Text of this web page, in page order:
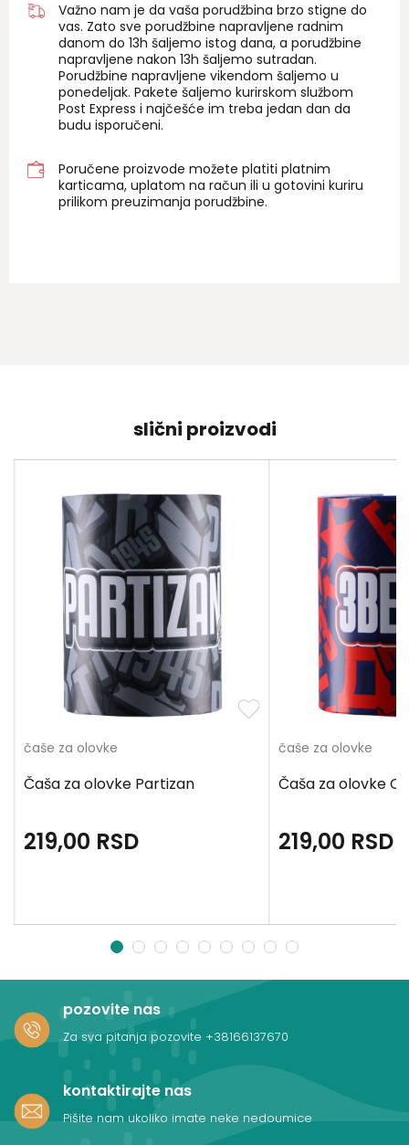
Važno nam je da vaša porudžbina brzo stigne do
vas. Zato sve porudžbine napravljene radnim
danom do 13h šaljemo istog dana, a porudžbine
napravljene nakon 13h šaljemo sutradan.
Porudžbine napravljene vikendom šaljemo u
ponedeljak. Pakete šaljemo kurirskom službom
Post Express i najčešće im treba jedan dan da
budu isporučeni.
Poručene proizvode možete platiti platnim
karticama, uplatom na račun ili u gotovini kuriru
prilikom preuzimanja porudžbine.
slični proizvodi
čaše za olovke
Čaša za olovke Partizan
219,00 RSD
čaše za olovke
Čaša za olovke
219,00 RSD
1 2 3 4 5 6 7 8 9
pozovite nas
Za sva pitanja pozovite +38166137670
kontaktirajte nas
Pišite nam ukoliko imate neke nedoumice